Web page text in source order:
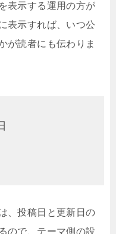
表示する運用の方が
表示すれば、いつ公
が読者にも伝わりま
、投稿日と更新日の
ので、テーマ側の設